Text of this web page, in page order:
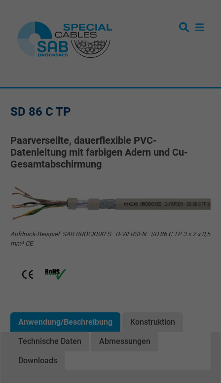
SD 86 C TP
Paarverseilte, dauerflexible PVC-
Datenleitung mit farbigen Adern und Cu-
Gesamtabschirmung
Aufdruck-Beispiel: SAB BRÖCKSKES · D-VIERSEN · SD 86 C TP 3 x 2 x 0,5
mm² CE
Anwendung/Beschreibung Konstruktion
Technische Daten Abmessungen
Downloads